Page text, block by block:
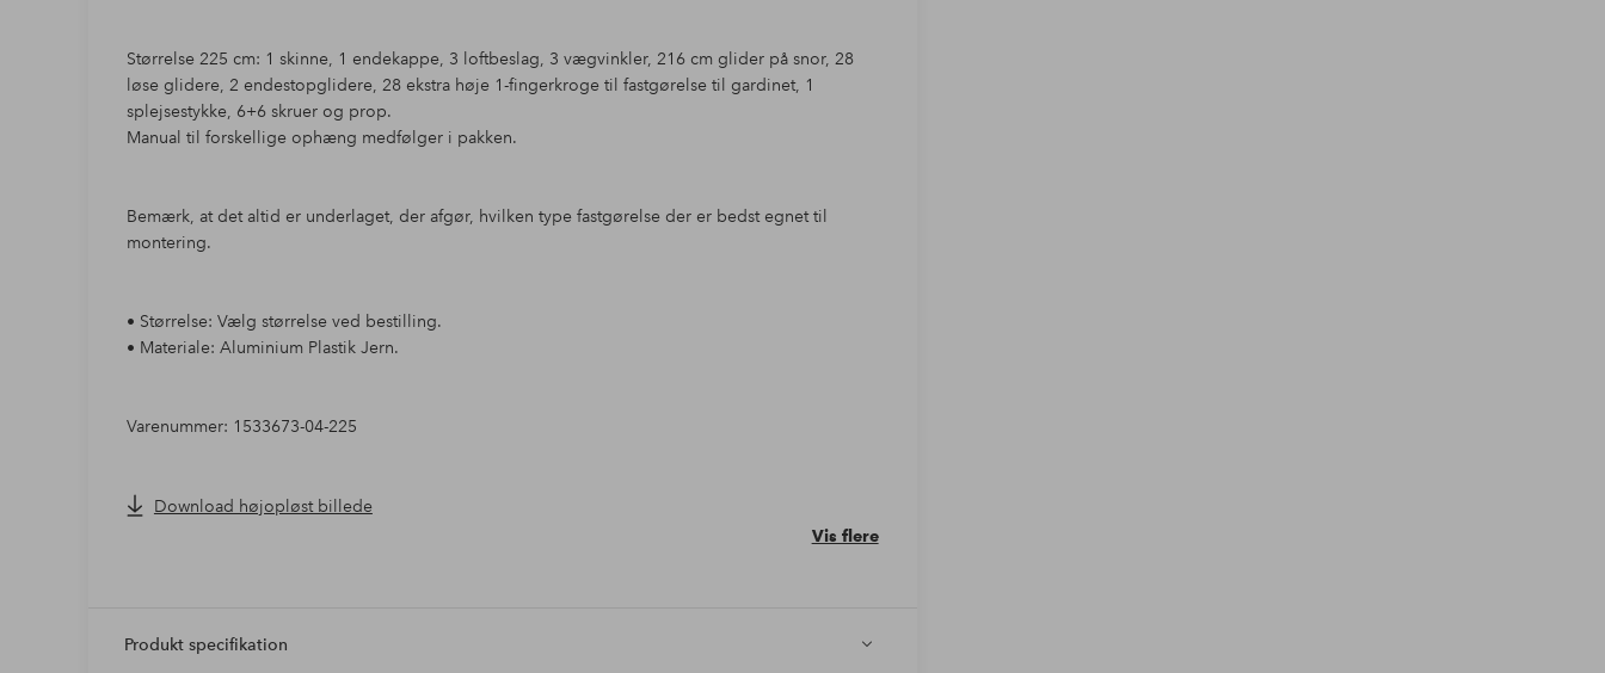
Størrelse 225 cm: 1 skinne, 1 endekappe, 3 loftbeslag, 3 vægvinkler, 216 cm glider på snor, 28
løse glidere, 2 endestopglidere, 28 ekstra høje 1-fingerkroge til fastgørelse til gardinet, 1
splejsestykke, 6+6 skruer og prop.
Manual til forskellige ophæng medfølger i pakken.
Bemærk, at det altid er underlaget, der afgør, hvilken type fastgørelse der er bedst egnet til
montering.
• Størrelse: Vælg størrelse ved bestilling.
• Materiale: Aluminium Plastik Jern.
Varenummer: 1533673-04-225
Download højopløst billede
Vis flere
Produkt specifikation